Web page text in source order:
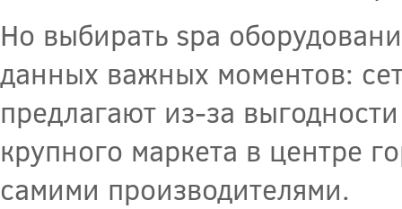
Но выбирать spa
данных важных моментов:
предлагают из-за
крупного маркета в центре
самими производителями.